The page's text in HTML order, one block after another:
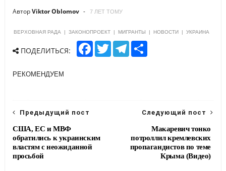
АвторViktor Oblomov 7 ЛЕТ ТОМУ
ВЕРХОВНАЯ РАДА | ЗАКОНОПРОЕКТ | МИГРАНТЫ | НОВОСТИ | УКРАИНА
ПОДЕЛИТЬСЯ:
F
T
w
T
e
S
РЕКОМЕНДУЕМ
Следующий пост
Макаревич тонко
потроллил кремлевских
пропагандистов по теме
Крыма (Видео)
Предыдущий пост
США, ЕС и МВФ
обратились к украинским
властям с неожиданной
просьбой